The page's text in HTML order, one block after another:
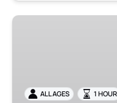
Transfert
côte
ALL AGES 1 HOUR